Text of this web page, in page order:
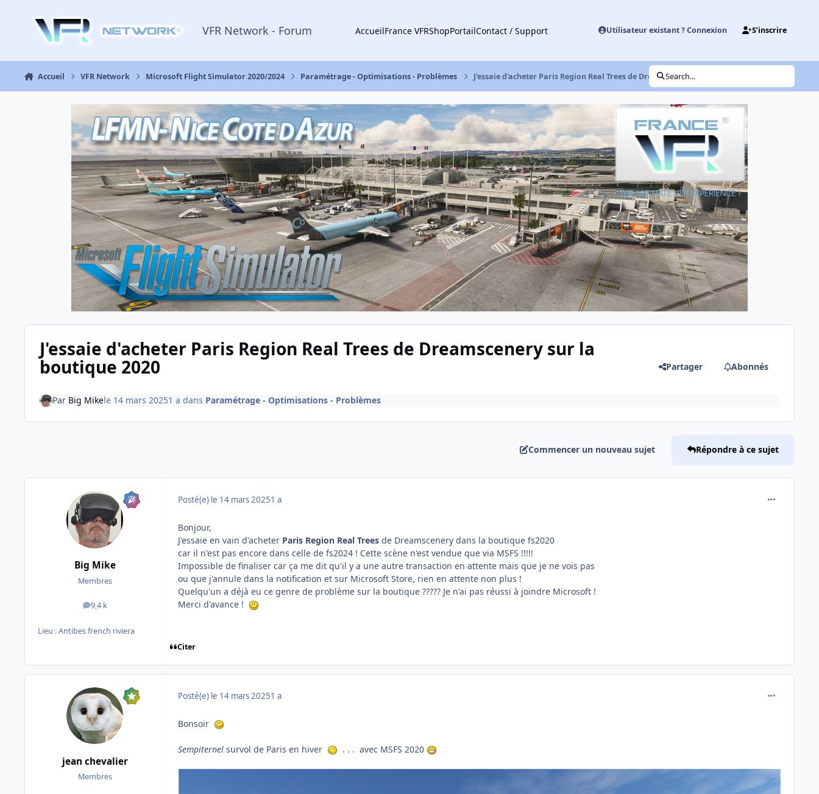
VFR Network - Forum AccueilFrance VFRShopPortailContact / Support Utilisateur existant ? Connexion S’inscrire
Accueil VFR Network Microsoft Flight Simulator 2020/2024 Paramétrage - Optimisations - Problèmes J'essaie d'acheter Paris Region Real Trees de Dreamscenery sur la boutique 2020
Search...
J'essaie d'acheter Paris Region Real Trees de Dreamscenery sur la
boutique 2020 Partager Abonnés
Par Big Mikele 14 mars 20251 a dans Paramétrage - Optimisations - Problèmes
Commencer un nouveau sujet Répondre à ce sujet
Big Mike
Membres
9,4 k
messages
Lieu :Antibes french riviera
Posté(e) le 14 mars 20251 a
Bonjour,
J'essaie en vain d'acheter Paris Region Real Trees de Dreamscenery dans la boutique fs2020
car il n'est pas encore dans celle de fs2024 ! Cette scène n'est vendue que via MSFS !!!!!
Impossible de finaliser car ça me dit qu'il y a une autre transaction en attente mais que je ne vois pas
ou que j'annule dans la notification et sur Microsoft Store, rien en attente non plus !
Quelqu'un a déjà eu ce genre de problème sur la boutique ????? Je n'ai pas réussi à joindre Microsoft !
Merci d'avance !
Citer
jean chevalier
Membres
Posté(e) le 14 mars 20251 a
Bonsoir
Sempiternel survol de Paris en hiver . . . avec MSFS 2020